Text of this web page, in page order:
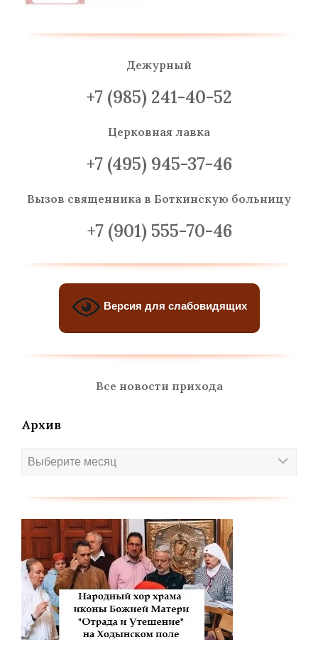
Дежурный
+7 (985) 241-40-52
Церковная лавка
+7 (495) 945-37-46
Вызов священника в Боткинскую больницу
+7 (901) 555-70-46
Версия для слабовидящих
Все новости прихода
Архив
Архив